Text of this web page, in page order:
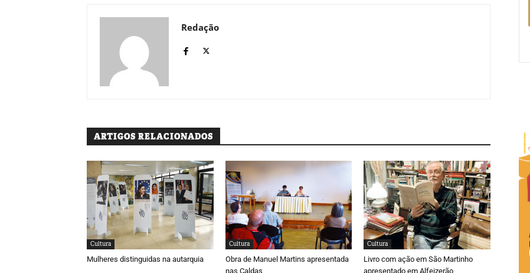
Redação
ARTIGOS RELACIONADOS
Cultura
Mulheres distinguidas na autarquia
Cultura
Obra de Manuel Martins apresentada
nas Caldas
Cultura
Livro com ação em São Martinho
apresentado em Alfeizerão